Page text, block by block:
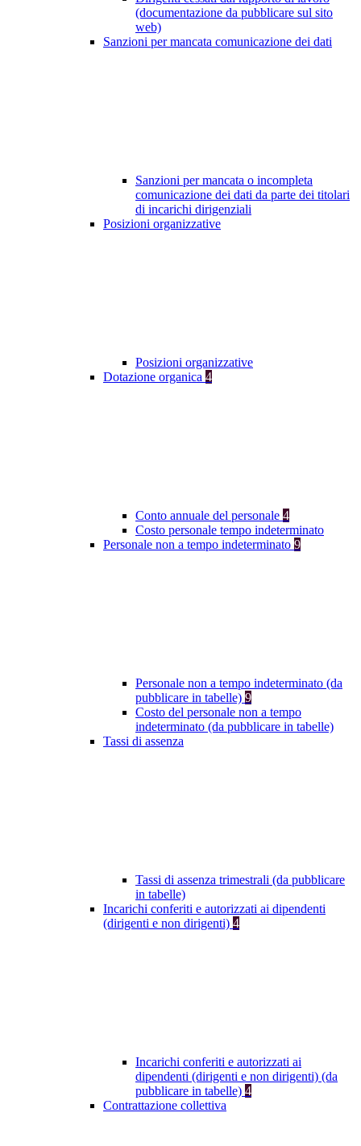
(documentazione da pubblicare sul sito
web)
Sanzioni per mancata comunicazione dei dati
Sanzioni per mancata o incompleta
comunicazione dei dati da parte dei titolari
di incarichi dirigenziali
Posizioni organizzative
Posizioni organizzative
Dotazione organica 4
Conto annuale del personale 4
Costo personale tempo indeterminato
Personale non a tempo indeterminato 9
Personale non a tempo indeterminato (da
pubblicare in tabelle) 9
Costo del personale non a tempo
indeterminato (da pubblicare in tabelle)
Tassi di assenza
Tassi di assenza trimestrali (da pubblicare
in tabelle)
Incarichi conferiti e autorizzati ai dipendenti
(dirigenti e non dirigenti) 4
Incarichi conferiti e autorizzati ai
dipendenti (dirigenti e non dirigenti) (da
pubblicare in tabelle) 4
Contrattazione collettiva